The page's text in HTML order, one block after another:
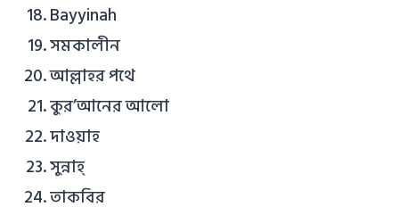
Bayyinah
সমকালীন
আল্লাহর পথে
কুর’আনের আলো
দাওয়াহ
সুন্নাহ্
তাকবির